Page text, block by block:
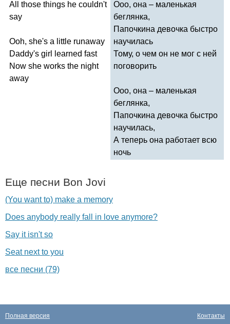
All
those things he couldn't
say
Ooh, she's a little runaway
Daddy's girl learned fast
Now she works the night
away
Ооо, она – маленькая
беглянка,
Папочкина девочка быстро
научилась
Тому, о чем он не мог с ней
поговорить
Ооо, она – маленькая
беглянка,
Папочкина девочка быстро
научилась,
А теперь она работает всю
ночь
Еще песни Bon Jovi
(You want to) make a memory
Does anybody really fall in love anymore?
Say it isn't so
Seat next to you
все песни (79)
Контакты
Полная версия